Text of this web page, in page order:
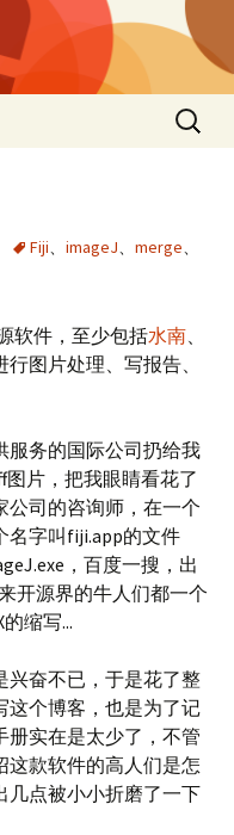
搜
索：
Fiji、 imageJ、 merge、
软件，至少包括水南、
行图片处理、写报告、
服务的国际公司扔给我
片，把我眼睛看花了
公司的咨询师，在一个
名字叫fiji.app的文件
，百度一搜，出
开源界的牛人们都一个
缩写...
兴奋不已，于是花了整
这个博客，也是为了记
册实在是太少了，不管
这款软件的高人们是怎
几点被小小折磨了一下